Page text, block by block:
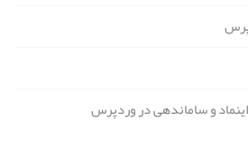
و ساماندهی در وردپرس